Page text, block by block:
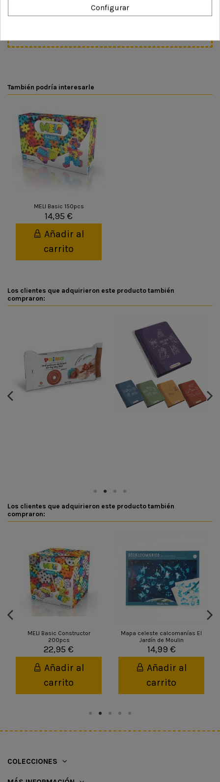
posibilidades de juego
También podría interesarle
MELI Basic 150pcs
14,95 €
Añadir al
carrito
Los clientes que adquirieron este producto también
compraron:
Los clientes que adquirieron este producto también
compraron:
MELI Basic Constructor
200pcs
22,95 €
Añadir al
carrito
Mapa celeste calcomanías El
Jardín de Moulin
14,99 €
Añadir al
carrito
COLECCIONES
Configurar